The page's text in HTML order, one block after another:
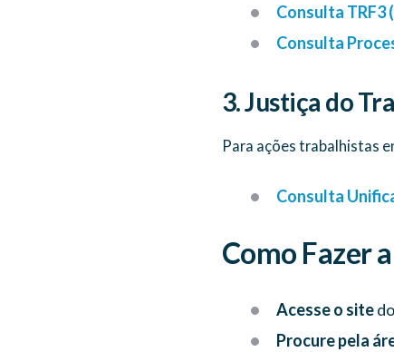
Consulta TRF3
Consulta
3. Justiça do
Para ações trabalhistas
Consulta
Como Fazer
Acesse o site
Procure pela